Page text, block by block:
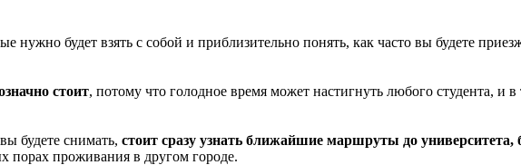
нужно будет взять с собой и приблизительно понять, как часто вы будете
стоит, потому что голодное время может настигнуть любого студента, и
будете снимать, стоит сразу узнать ближайшие маршруты до университета,
порах проживания в другом городе.